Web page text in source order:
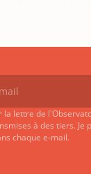
la lettre de
à des tiers.
chaque e-mail.